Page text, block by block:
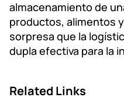
almacenamiento de
productos, alimentos
sorpresa que la
dupla efectiva para la
Related Links